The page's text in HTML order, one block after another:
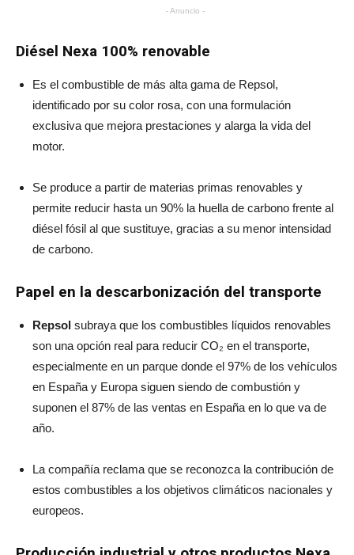
- Anuncio -
Diésel Nexa 100% renovable
Es el combustible de más alta gama de Repsol,
identificado por su color rosa, con una formulación
exclusiva que mejora prestaciones y alarga la vida del
motor.
Se produce a partir de materias primas renovables y
permite reducir hasta un 90% la huella de carbono frente al
diésel fósil al que sustituye, gracias a su menor intensidad
de carbono.
Papel en la descarbonización del transporte
Repsol subraya que los combustibles líquidos renovables
son una opción real para reducir CO₂ en el transporte,
especialmente en un parque donde el 97% de los vehículos
en España y Europa siguen siendo de combustión y
suponen el 87% de las ventas en España en lo que va de
año.
La compañía reclama que se reconozca la contribución de
estos combustibles a los objetivos climáticos nacionales y
europeos.